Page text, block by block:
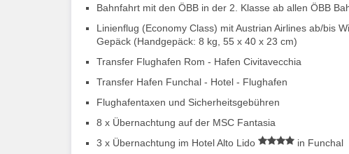
Bahnfahrt mit den ÖBB in der 2. Klasse ab allen ÖBB
Linienflug (Economy Class) mit Austrian Airlines ab/bis
Gepäck (Handgepäck: 8 kg, 55 x 40 x 23 cm)
Transfer Flughafen Rom - Hafen Civitavecchia
Transfer Hafen Funchal - Hotel - Flughafen
Flughafentaxen und Sicherheitsgebühren
8 x Übernachtung auf der MSC Fantasia
3 x Übernachtung im Hotel Alto Lido
in Funchal